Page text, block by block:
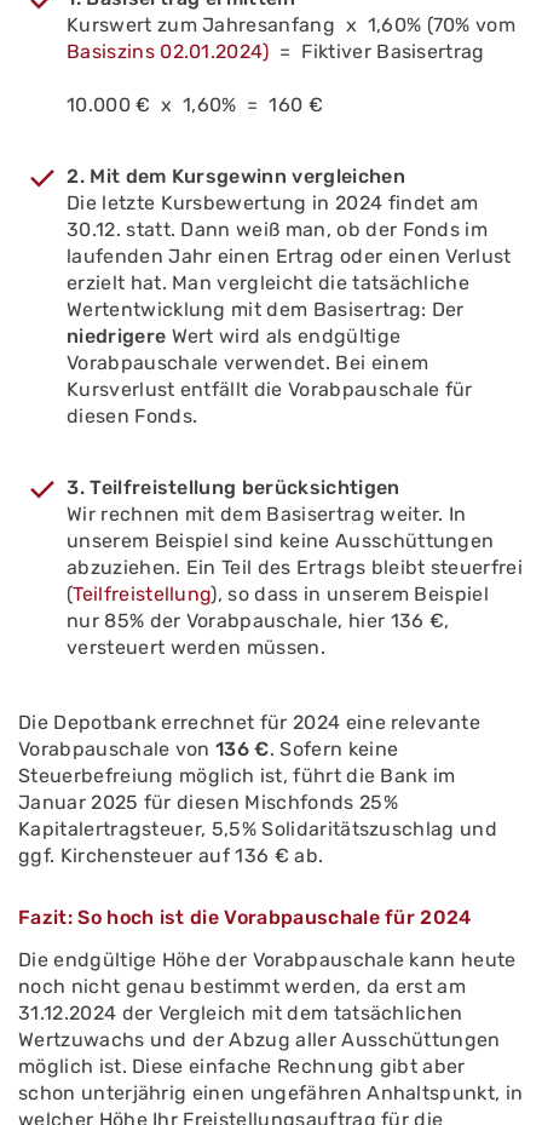
Kurswert zum Jahresanfang x 1,60% (70% vom
Basiszins 02.01.2024) = Fiktiver Basisertrag
10.000 € x 1,60% = 160 €
2. Mit dem Kursgewinn vergleichen
Die letzte Kursbewertung in 2024 findet am
30.12. statt. Dann weiß man, ob der Fonds im
laufenden Jahr einen Ertrag oder einen Verlust
erzielt hat. Man vergleicht die tatsächliche
Wertentwicklung mit dem Basisertrag: Der
niedrigere Wert wird als endgültige
Vorabpauschale verwendet. Bei einem
Kursverlust entfällt die Vorabpauschale für
diesen Fonds.
3. Teilfreistellung berücksichtigen
Wir rechnen mit dem Basisertrag weiter. In
unserem Beispiel sind keine Ausschüttungen
abzuziehen. Ein Teil des Ertrags bleibt steuerfrei
(Teilfreistellung), so dass in unserem Beispiel
nur 85% der Vorabpauschale, hier 136 €,
versteuert werden müssen.
Die Depotbank errechnet für 2024 eine relevante
Vorabpauschale von136 €. Sofern keine
Steuerbefreiung möglich ist, führt die Bank im
Januar 2025 für diesen Mischfonds 25%
Kapitalertragsteuer, 5,5% Solidaritätszuschlag und
ggf. Kirchensteuer auf 136 € ab.
Fazit: So hoch ist die Vorabpauschale für 2024
Die endgültige Höhe der Vorabpauschale kann heute
noch nicht genau bestimmt werden, da erst am
31.12.2024 der Vergleich mit dem tatsächlichen
Wertzuwachs und der Abzug aller Ausschüttungen
möglich ist. Diese einfache Rechnung gibt aber
schon unterjährig einen ungefähren Anhaltspunkt, in
welcher Höhe Ihr Freistellungsauftrag für die